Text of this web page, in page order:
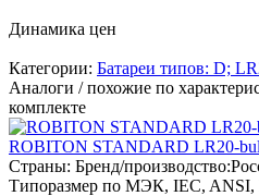
Динамика цен
Категории: Батареи типов: D;
Аналоги / похожие по
комплекте
ROBITON STANDARD LR20-
Страны: Бренд/производство:
Типоразмер по МЭК, IEC,